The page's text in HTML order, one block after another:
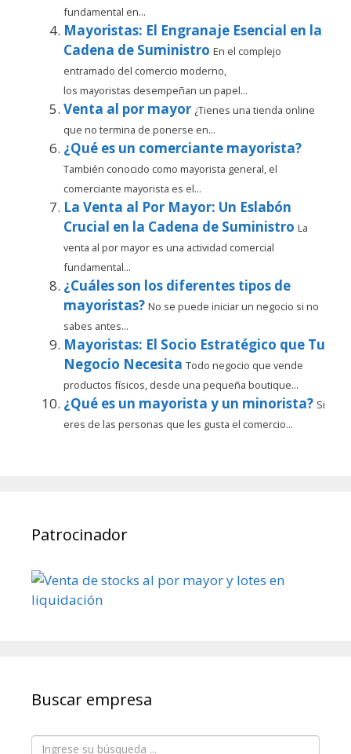
fundamental en...
Mayoristas: El Engranaje Esencial en la
Cadena de Suministro En el complejo
entramado del comercio moderno,
los mayoristas desempeñan un papel...
Venta al por mayor ¿Tienes una tienda online
que no termina de ponerse en...
¿Qué es un comerciante mayorista?
También conocido como mayorista general, el
comerciante mayorista es el...
La Venta al Por Mayor: Un Eslabón
Crucial en la Cadena de Suministro La
venta al por mayor es una actividad comercial
fundamental...
¿Cuáles son los diferentes tipos de
mayoristas? No se puede iniciar un negocio si no
sabes antes...
Mayoristas: El Socio Estratégico que Tu
Negocio Necesita Todo negocio que vende
productos físicos, desde una pequeña boutique...
¿Qué es un mayorista y un minorista? Si
eres de las personas que les gusta el comercio...
Patrocinador
Buscar empresa